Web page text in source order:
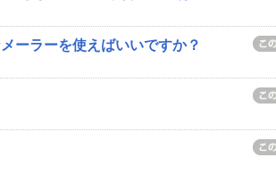
ーラーを使えばいいですか？